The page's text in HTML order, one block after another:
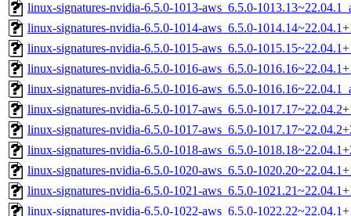
linux-signatures-nvidia-6.5.0-1013-aws_6.5.0-
linux-signatures-nvidia-6.5.0-1014-aws_6.5.0-
linux-signatures-nvidia-6.5.0-1015-aws_6.5.0-
linux-signatures-nvidia-6.5.0-1016-aws_6.5.0-
linux-signatures-nvidia-6.5.0-1016-aws_6.5.0-
linux-signatures-nvidia-6.5.0-1017-aws_6.5.0-
linux-signatures-nvidia-6.5.0-1017-aws_6.5.0-
linux-signatures-nvidia-6.5.0-1018-aws_6.5.0-
linux-signatures-nvidia-6.5.0-1020-aws_6.5.0-
linux-signatures-nvidia-6.5.0-1021-aws_6.5.0-
linux-signatures-nvidia-6.5.0-1022-aws_6.5.0-